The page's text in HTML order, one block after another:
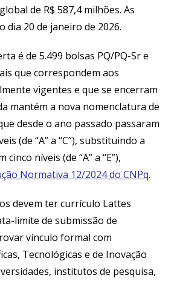
de R$ 587,4 milhões. As
dia 20 de janeiro de 2026.
é de 5.499 bolsas PQ/PQ-Sr e
que correspondem aos
vigentes e que se encerram
mantém a nova nomenclatura de
desde o ano passado passaram
(de “A” a “C”), substituindo a
níveis (de “A” a “E”),
Normativa 12/2024 do CNPq.
devem ter currículo Lattes
limite de submissão de
vínculo formal com
Tecnológicas e de Inovação
institutos de pesquisa,